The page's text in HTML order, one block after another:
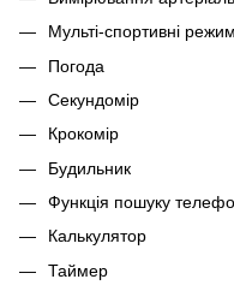
Мульті-спортивні
Погода
Секундомір
Крокомір
Будильник
Функція пошуку
Калькулятор
Таймер